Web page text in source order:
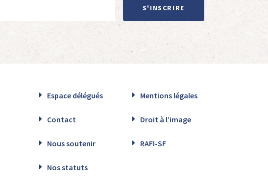
S'INSCRIRE
Espace délégués Mentions légales
Contact Droit à l’image
Nous soutenir RAFI-SF
Nos statuts